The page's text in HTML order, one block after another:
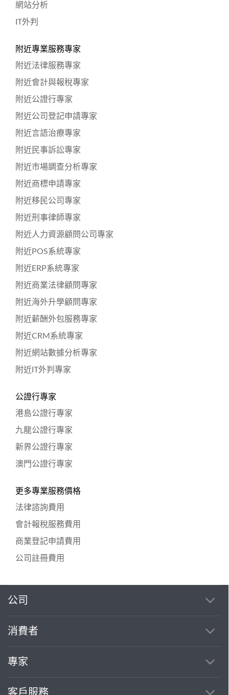
網站分析
IT外判
附近專業服務專家
附近法律服務專家
附近會計與報稅專家
附近公證行專家
附近公司登記申請專家
附近言語治療專家
附近民事訴訟專家
附近市場調查分析專家
附近商標申請專家
附近移民公司專家
附近刑事律師專家
附近人力資源顧問公司專家
附近POS系統專家
附近ERP系統專家
附近商業法律顧問專家
附近海外升學顧問專家
附近薪酬外包服務專家
附近CRM系統專家
附近網站數據分析專家
附近IT外判專家
公證行專家
港島公證行專家
九龍公證行專家
新界公證行專家
澳門公證行專家
更多專業服務價格
法律諮詢費用
會計報稅服務費用
商業登記申請費用
公司註冊費用
公司
消費者
專家